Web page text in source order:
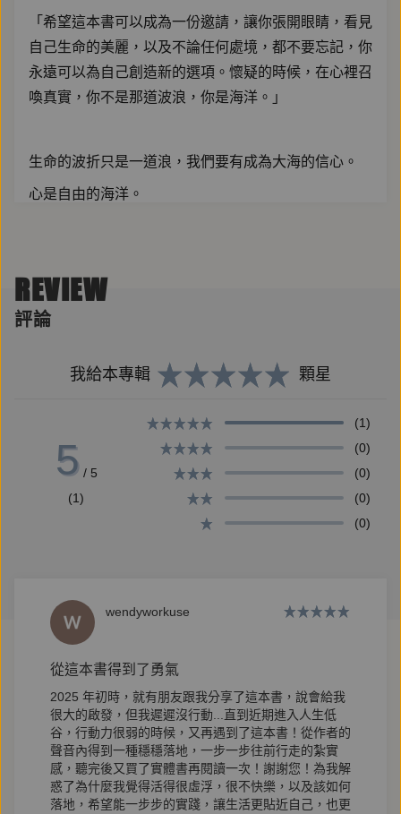
「希望這本書可以成為一份邀請，讓你張開眼睛，看見
自己生命的美麗，以及不論任何處境，都不要忘記，你
永遠可以為自己創造新的選項。懷疑的時候，在心裡召
喚真實，你不是那道波浪，你是海洋。」
生命的波折只是一道浪，我們要有成為大海的信心。
心是自由的海洋。
如何找到生命的意義？
人應該為何而努力？
《成為自由人》共有48篇隨筆，以「自由」為主題，
談論關於工作、閱讀、旅行、人生等等課題。透過如實
真誠的闡述，提供另一種觀看事物的角度，也是多年在
現代人講求快速，但自己的答案，在網路上是找不到
的。因而這本書也是一份邀請，邀請你張開眼睛，看見
自己生命的美麗，以及不論任何處境，都不要忘記，永
遠可以為自己創造新的選項。重新為自己定錨，更勇敢
地去探索和體驗，全然發揮自己，活出最自在、自信的
自我。
REVIEW
評論
我給本專輯 顆星
5 / 5
(1)
(1)
(0)
(0)
(0)
(0)
wendyworkuse
從這本書得到了勇氣
2025 年初時，就有朋友跟我分享了這本書，說會給我
很大的啟發，但我遲遲沒行動...直到近期進入人生低
谷，行動力很弱的時候，又再遇到了這本書！從作者的
聲音內得到一種穩穩落地，一步一步往前行走的紮實
感，聽完後又買了實體書再閱讀一次！謝謝您！為我解
惑了為什麼我覺得活得很虛浮，很不快樂，以及該如何
落地，希望能一步步的實踐，讓生活更貼近自己，也更